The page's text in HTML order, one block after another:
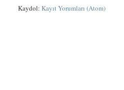
Kaydol:Kayıt Yorumları (Atom)